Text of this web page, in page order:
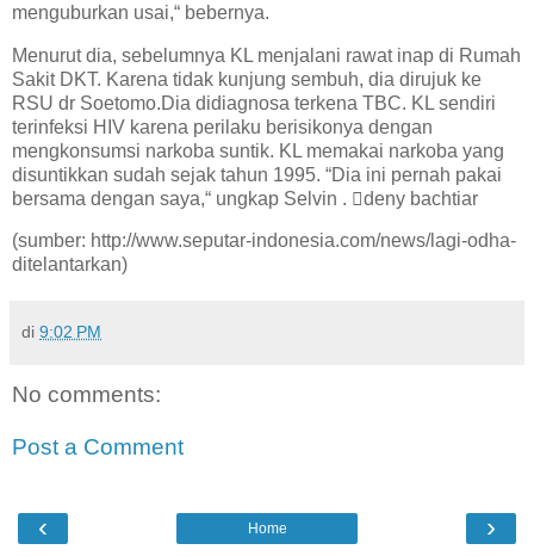
menguburkan usai,“ bebernya.
Menurut dia, sebelumnya KL menjalani rawat inap di Rumah
Sakit DKT. Karena tidak kunjung sembuh, dia dirujuk ke
RSU dr Soetomo.Dia didiagnosa terkena TBC. KL sendiri
terinfeksi HIV karena perilaku berisikonya dengan
mengkonsumsi narkoba suntik. KL memakai narkoba yang
disuntikkan sudah sejak tahun 1995. “Dia ini pernah pakai
bersama dengan saya,“ ungkap Selvin . deny bachtiar
(sumber: http://www.seputar-indonesia.com/news/lagi-odha-
ditelantarkan)
di 9:02 PM
No comments:
Post a Comment
‹ ›
Home